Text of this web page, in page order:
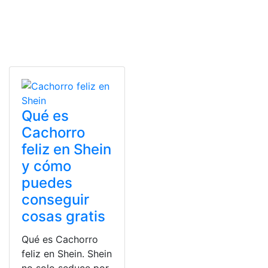
Qué es
Cachorro
feliz en Shein
y cómo
puedes
conseguir
cosas gratis
Qué es Cachorro
feliz en Shein. Shein